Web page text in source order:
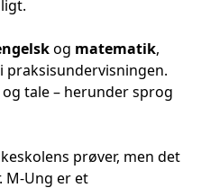
og matematik,
tale – herunder sprog
prøver, men det
M-Ung er et